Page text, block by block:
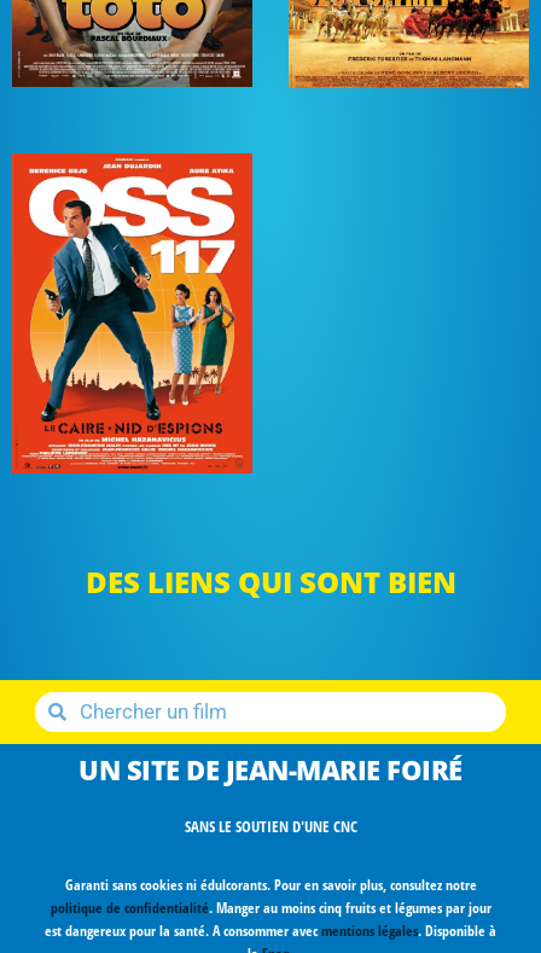
DES LIENS QUI SONT BIEN
UN SITE DE JEAN-MARIE FOIRÉ
SANS LE SOUTIEN D'UNE CNC
Garanti sans cookies ni édulcorants. Pour en savoir plus, consultez notre
politique de confidentialité. Manger au moins cinq fruits et légumes par jour
est dangereux pour la santé. A consommer avecmentions légales. Disponible à